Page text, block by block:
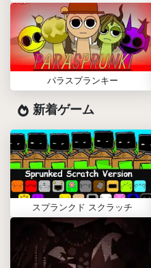
パラスプランキー
新着ゲーム
スプランクド スクラッチ